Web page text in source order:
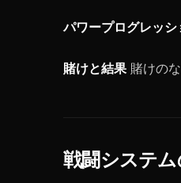
パワープログレッシ
賭けと結果 賭けの
戦闘システ